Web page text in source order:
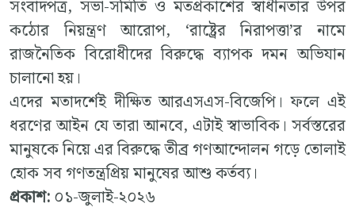
সংবাদপত্র, সভা-সমিতি ও মতপ্রকাশের স্বাধীনতার উপর
কঠোর নিয়ন্ত্রণ আরোপ, ‘রাষ্ট্রের নিরাপত্তা’র নামে
রাজনৈতিক বিরোধীদের বিরুদ্ধে ব্যাপক দমন অভিযান
চালানো হয়।
এদের মতাদর্শেই দীক্ষিত আরএসএস-বিজেপি। ফলে এই
ধরণের আইন যে তারা আনবে, এটাই স্বাভাবিক। সর্বস্তরের
মানুষকে নিয়ে এর বিরুদ্ধে তীব্র গণআন্দোলন গড়ে তোলাই
হোক সব গণতন্ত্রপ্রিয় মানুষের আশু কর্তব্য।
প্রকাশ:০১-জুলাই-২০২৬